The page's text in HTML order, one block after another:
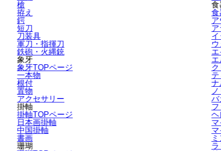
槍
拵え
鍔
短刀
刀装具
軍刀・指揮刀
鉄砲・火縄銃
象牙
象牙TOPページ
一本物
根付
置物
アクセサリー
掛軸
掛軸TOPページ
日本画掛軸
中国掛軸
書画
珊瑚
食
食
ア
ア
イ
エ
エ
テ
ナ
バ
フ
ヘ
マ
マ